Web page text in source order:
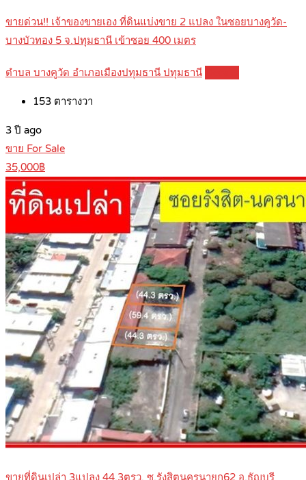
ขายด่วน!! เจ้าของขายเอง ที่ดินแบ่งขาย 2 แปลง ในซอยบางคูวัด-
บางบัวทอง 5 จ.ปทุมธานี เข้าซอย 400 เมตร
ตำบล บางคูวัด อำเภอเมืองปทุมธานี ปทุมธานี
153 ตารางวา
3 ปี ago
ขาย For Sale
35,000฿
ขายที่ดินเปล่า 3แปลง 44.3ตรว. ซ.รังสิตนครนายก62 อ.ธัญบุรี